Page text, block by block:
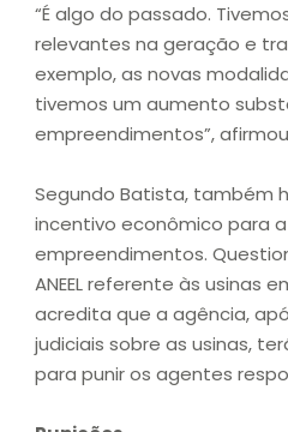
“É algo do passado.
relevantes na geração e
exemplo, as novas
tivemos um aumento
empreendimentos”,
Segundo Batista, também
incentivo econômico para
empreendimentos.
ANEEL referente às usinas
acredita que a agência,
judiciais sobre as usinas,
para punir os agentes